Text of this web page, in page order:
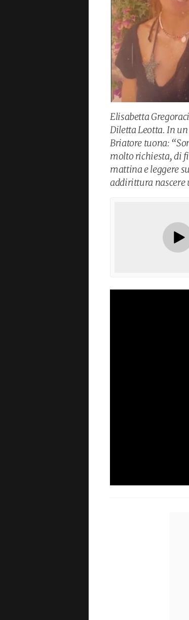
Elisabetta
Diletta Leotta. In
Briatore tuona:
molto richiesta, di
mattina e leggere
addirittura nascere